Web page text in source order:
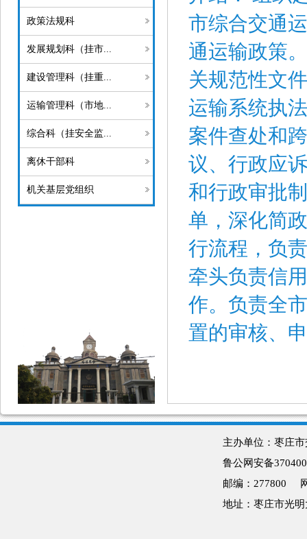
政策法规科
发展规划科（挂市...
建设管理科（挂重...
运输管理科（市地...
综合科（挂安全监...
离休干部科
机关基层党组织
市综合交通
通运输政策
关规范性文
运输系统执
案件查处和
议、行政应
和行政审批
单，深化简
行流程，负
牵头负责信
作。负责全
置的审核、
主办单位：枣庄
鲁公网安备
邮编：277800
地址：枣庄市光